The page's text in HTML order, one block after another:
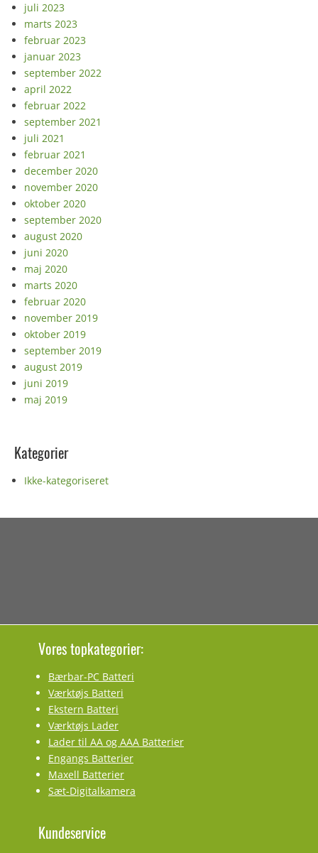
juli 2023
marts 2023
februar 2023
januar 2023
september 2022
april 2022
februar 2022
september 2021
juli 2021
februar 2021
december 2020
november 2020
oktober 2020
september 2020
august 2020
juni 2020
maj 2020
marts 2020
februar 2020
november 2019
oktober 2019
september 2019
august 2019
juni 2019
maj 2019
Kategorier
Ikke-kategoriseret
Vores topkategorier:
Bærbar-PC Batteri
Værktøjs Batteri
Ekstern Batteri
Værktøjs Lader
Lader til AA og AAA Batterier
Engangs Batterier
Maxell Batterier
Sæt-Digitalkamera
Kundeservice